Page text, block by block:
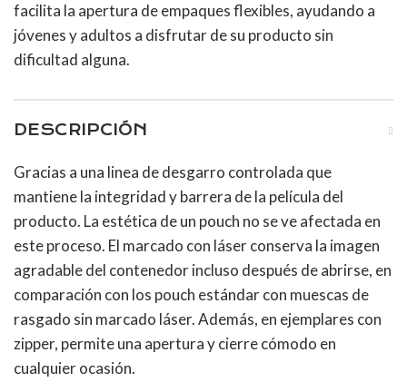
facilita la apertura de empaques flexibles, ayudando a
jóvenes y adultos a disfrutar de su producto sin
dificultad alguna.
DESCRIPCIÓN
Gracias a una linea de desgarro controlada que
mantiene la integridad y barrera de la película del
producto. La estética de un pouch no se ve afectada en
este proceso. El marcado con láser conserva la imagen
agradable del contenedor incluso después de abrirse, en
comparación con los pouch estándar con muescas de
rasgado sin marcado láser. Además, en ejemplares con
zipper, permite una apertura y cierre cómodo en
cualquier ocasión.